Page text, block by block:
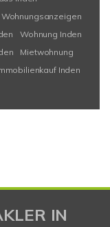
Wohnungsanzeigen
Wohnung Inden
Mietwohnung
Inden
IN